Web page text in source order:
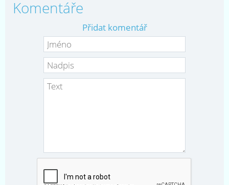
Komentáře
Přidat komentář